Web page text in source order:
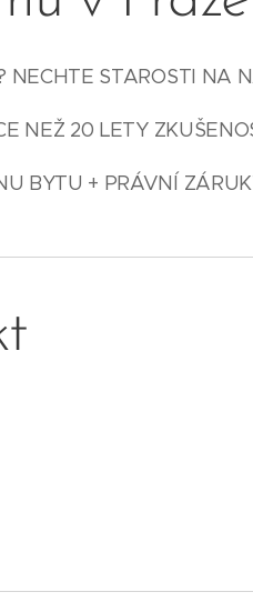
NECHTE STAROSTI NA
NEŽ 20 LETY
BYTU + PRÁVNÍ